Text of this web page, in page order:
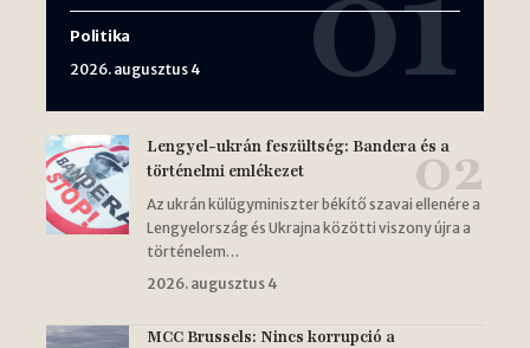
Politika
2026. augusztus 4
Lengyel-ukrán feszültség: Bandera és a
történelmi emlékezet
Az ukrán külügyminiszter békítő szavai ellenére a
Lengyelország és Ukrajna közötti viszony újra a
történelem…
2026. augusztus 4
MCC Brussels: Nincs korrupció a